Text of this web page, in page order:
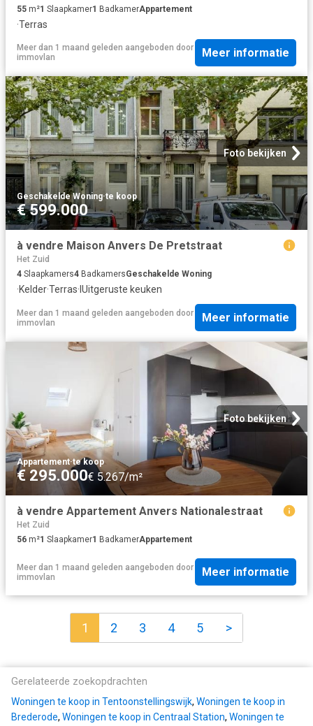
55 m²1 Slaapkamer1 BadkamerAppartement
·Terras
Meer dan 1 maand geleden aangeboden door
immovlan
Meer informatie
Foto bekijken
Geschakelde Woning·te koop
€ 599.000
à vendre Maison Anvers De Pretstraat
Het Zuid
4 Slaapkamers4 BadkamersGeschakelde Woning
·Kelder·Terras· IUitgeruste keuken
Meer dan 1 maand geleden aangeboden door
immovlan
Meer informatie
Foto bekijken
Appartement·te koop
€ 295.000€ 5.267/m²
à vendre Appartement Anvers Nationalestraat
Het Zuid
56 m²1 Slaapkamer1 BadkamerAppartement
Meer dan 1 maand geleden aangeboden door
immovlan
Meer informatie
1 2 3 4 5 >
Gerelateerde zoekopdrachten
Woningen te koop in Tentoonstellingswijk, Woningen te koop in
Brederode, Woningen te koop in Centraal Station, Woningen te